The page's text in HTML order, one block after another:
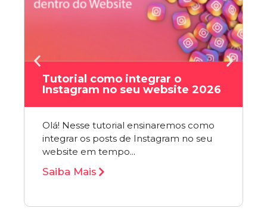
Tutorial como integrar o
Instagram no seu website 2026
Olá! Nesse tutorial ensinaremos como
integrar os posts de Instagram no seu
website em tempo...
Saiba Mais